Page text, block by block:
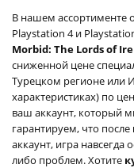
В нашем ассортименте
Playstation 4 и
Morbid: The Lords of Ire
сниженной цене
Турецком регионе или
характеристиках) по
ваш аккаунт, который
гарантируем, что после
аккаунт, игра навсегда
либо проблем. Хотите